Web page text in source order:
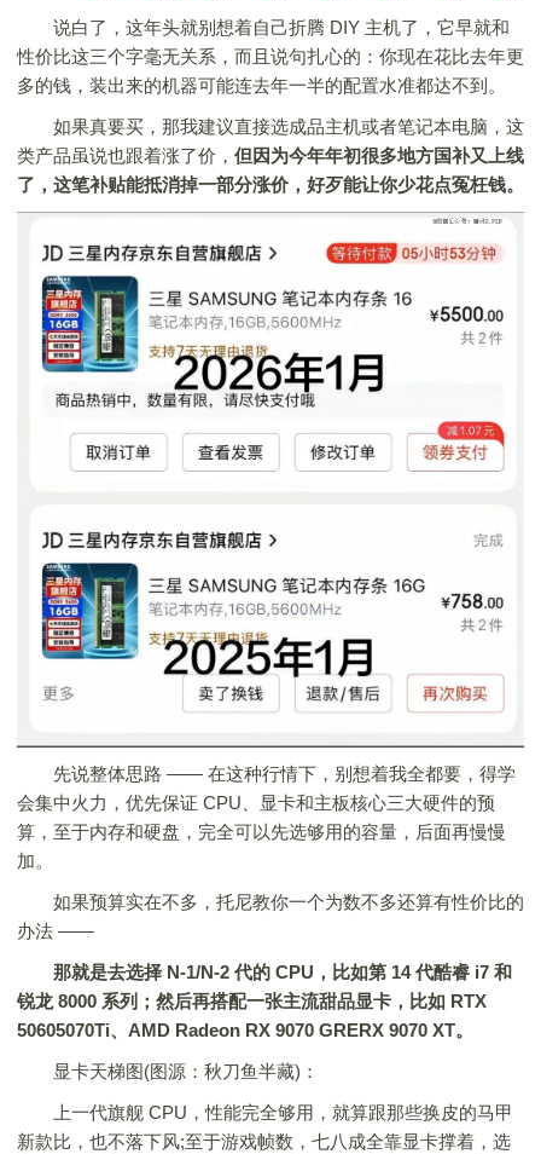
说白了，这年头就别想着自己折腾 DIY 主机了，它早就和
性价比这三个字毫无关系，而且说句扎心的：你现在花比去年更
多的钱，装出来的机器可能连去年一半的配置水准都达不到。
如果真要买，那我建议直接选成品主机或者笔记本电脑，这
类产品虽说也跟着涨了价， 但因为今年年初很多地方国补又上线
了，这笔补贴能抵消掉一部分涨价，好歹能让你少花点冤枉钱。
先说整体思路 —— 在这种行情下，别想着我全都要，得学
会集中火力，优先保证 CPU、显卡和主板核心三大硬件的预
算，至于内存和硬盘，完全可以先选够用的容量，后面再慢慢
加。
如果预算实在不多，托尼教你一个为数不多还算有性价比的
办法 ——
那就是去选择 N-1/N-2 代的 CPU，比如第 14 代酷睿 i7 和
锐龙 8000 系列；然后再搭配一张主流甜品显卡 ，比如 RTX
50605070Ti、AMD Radeon RX 9070 GRERX 9070 XT。
显卡天梯图(图源：秋刀鱼半藏)：
上一代旗舰 CPU，性能完全够用，就算跟那些换皮的马甲
新款比，也不落下风;至于游戏帧数，七八成全靠显卡撑着，选